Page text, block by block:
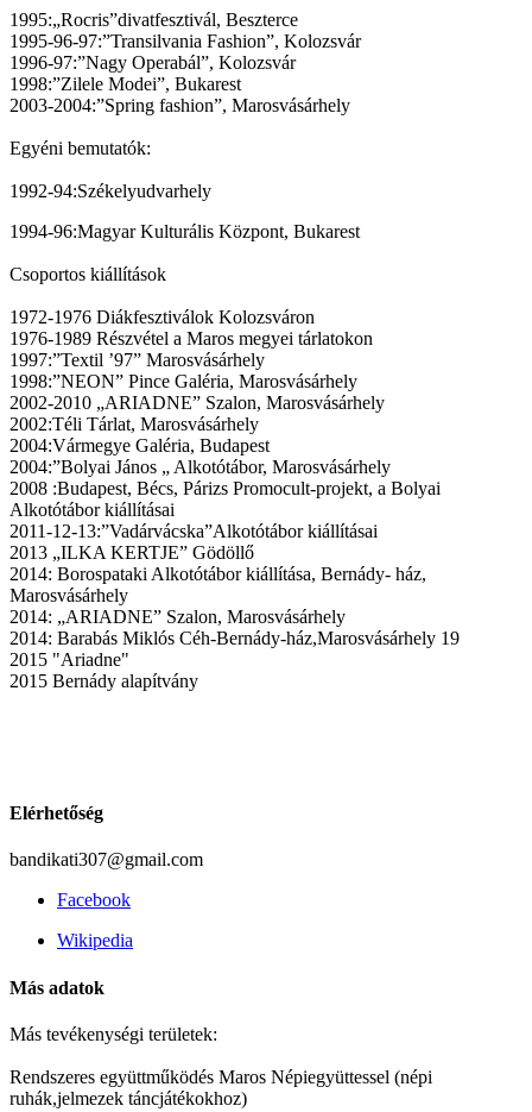
1995:„Rocris”divatfesztivál, Beszterce
1995-96-97:”Transilvania Fashion”, Kolozsvár
1996-97:”Nagy Operabál”, Kolozsvár
1998:”Zilele Modei”, Bukarest
2003-2004:”Spring fashion”, Marosvásárhely
Egyéni bemutatók:
1992-94:Székelyudvarhely
1994-96:Magyar Kulturális Központ, Bukarest
Csoportos kiállítások
1972-1976 Diákfesztiválok Kolozsváron
1976-1989 Részvétel a Maros megyei tárlatokon
1997:”Textil ’97” Marosvásárhely
1998:”NEON” Pince Galéria, Marosvásárhely
2002-2010 „ARIADNE” Szalon, Marosvásárhely
2002:Téli Tárlat, Marosvásárhely
2004:Vármegye Galéria, Budapest
2004:”Bolyai János „ Alkotótábor, Marosvásárhely
2008 :Budapest, Bécs, Párizs Promocult-projekt, a Bolyai
Alkotótábor kiállításai
2011-12-13:”Vadárvácska”Alkotótábor kiállításai
2013 „ILKA KERTJE” Gödöllő
2014: Borospataki Alkotótábor kiállítása, Bernády- ház,
Marosvásárhely
2014: „ARIADNE” Szalon, Marosvásárhely
2014: Barabás Miklós Céh-Bernády-ház,Marosvásárhely 19
2015 "Ariadne"
2015 Bernády alapítvány
Elérhetőség
bandikati307@gmail.com
Facebook
Wikipedia
Más adatok
Más tevékenységi területek:
Rendszeres együttműködés Maros Népiegyüttessel (népi
ruhák,jelmezek táncjátékokhoz)